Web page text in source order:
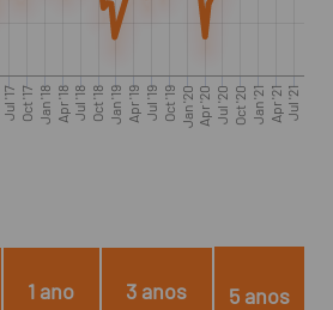
Jul '17 Oct '17 Jan '18 Apr '18Jul '18 Oct '18 Jan '19 Apr '19Jul '19 Oct '19 Jan '20Apr '20Jul '20 Oct '20 Jan '21 Apr '21Jul '21
1 ano 3 anos 5 anos